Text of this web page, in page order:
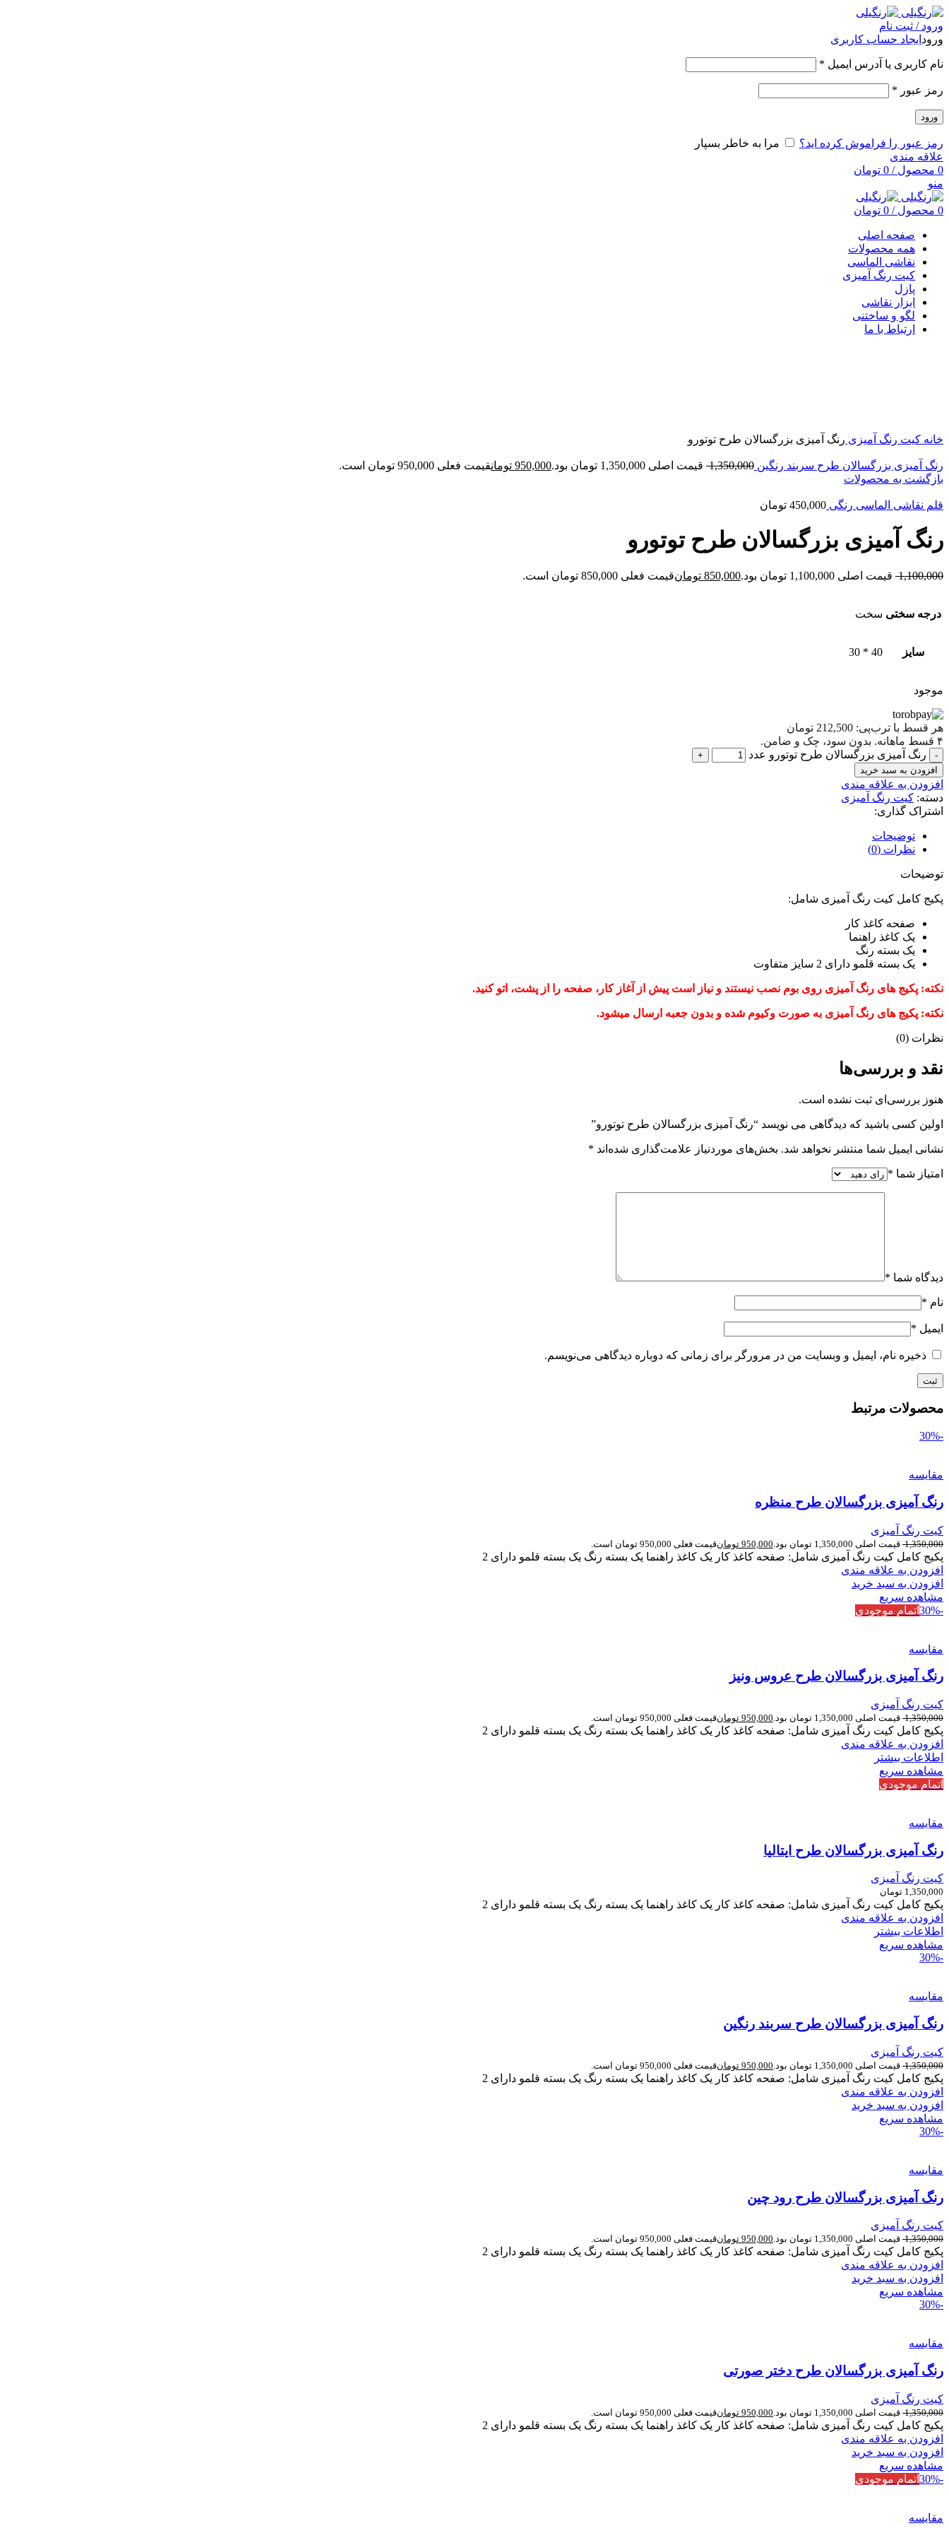
ورود / ثبت نام
ورود ایجاد حساب کاربری
نام کاربری یا آدرس ایمیل *
رمز عبور *
ورود
رمز عبور را فراموش کرده اید؟
مرا به خاطر بسپار
علاقه مندی
0 محصول /
0 تومان
منو
0 محصول /
0 تومان
صفحه اصلی
همه محصولات
نقاشی الماسی
کیت رنگ آمیزی
پازل
ابزار نقاشی
لگو و ساختنی
ارتباط با ما
خانه کیت رنگ آمیزی رنگ آمیزی بزرگسالان طرح توتورو
رنگ آمیزی بزرگسالان طرح سربند رنگین 1,350,000 قیمت اصلی 1,350,000 تومان بود. 950,000 تومانقیمت فعلی 950,000 تومان است.
بازگشت به محصولات
قلم نقاشی الماسی رنگی 450,000 تومان
رنگ آمیزی بزرگسالان طرح توتورو
1,100,000 قیمت اصلی 1,100,000 تومان بود. 850,000 تومانقیمت فعلی 850,000 تومان است.
درجه سختی سخت
سایز 40 * 30
موجود
هر قسط با ترب‌پی: 212,500 تومان
۴ قسط ماهانه. بدون سود، چک و ضامن.
رنگ آمیزی بزرگسالان طرح توتورو عدد
افزودن به سبد خرید
افزودن به علاقه مندی
دسته: کیت رنگ آمیزی
اشتراک گذاری:
توضیحات
نظرات (0)
توضیحات
پکیج کامل کیت رنگ آمیزی شامل:
صفحه کاغذ کار
یک کاغذ راهنما
یک بسته رنگ
یک بسته قلمو دارای 2 سایز متفاوت
نکته: پکیج های رنگ آمیزی روی بوم نصب نیستند و نیاز است پیش از آغاز کار، صفحه را از پشت، اتو کنید.
نکته: پکیج های رنگ آمیزی به صورت وکیوم شده و بدون جعبه ارسال میشود.
نظرات (0)
نقد و بررسی‌ها
هنوز بررسی‌ای ثبت نشده است.
اولین کسی باشید که دیدگاهی می نویسد “رنگ آمیزی بزرگسالان طرح توتورو”
نشانی ایمیل شما منتشر نخواهد شد. بخش‌های موردنیاز علامت‌گذاری شده‌اند *
امتیاز شما *
دیدگاه شما *
نام *
ایمیل *
ذخیره نام، ایمیل و وبسایت من در مرورگر برای زمانی که دوباره دیدگاهی می‌نویسم.
محصولات مرتبط
-30%
مقایسه
رنگ آمیزی بزرگسالان طرح منظره
کیت رنگ آمیزی
1,350,000 قیمت اصلی 1,350,000 تومان بود. 950,000 تومانقیمت فعلی 950,000 تومان است.
پکیج کامل کیت رنگ آمیزی شامل: صفحه کاغذ کار یک کاغذ راهنما یک بسته رنگ یک بسته قلمو دارای 2
افزودن به علاقه مندی
افزودن به سبد خرید
مشاهده سریع
-30%
اتمام موجودی
مقایسه
رنگ آمیزی بزرگسالان طرح عروس ونیز
کیت رنگ آمیزی
1,350,000 قیمت اصلی 1,350,000 تومان بود. 950,000 تومانقیمت فعلی 950,000 تومان است.
پکیج کامل کیت رنگ آمیزی شامل: صفحه کاغذ کار یک کاغذ راهنما یک بسته رنگ یک بسته قلمو دارای 2
افزودن به علاقه مندی
اطلاعات بیشتر
مشاهده سریع
اتمام موجودی
مقایسه
رنگ آمیزی بزرگسالان طرح ایتالیا
کیت رنگ آمیزی
1,350,000 تومان
پکیج کامل کیت رنگ آمیزی شامل: صفحه کاغذ کار یک کاغذ راهنما یک بسته رنگ یک بسته قلمو دارای 2
افزودن به علاقه مندی
اطلاعات بیشتر
مشاهده سریع
-30%
مقایسه
رنگ آمیزی بزرگسالان طرح سربند رنگین
کیت رنگ آمیزی
1,350,000 قیمت اصلی 1,350,000 تومان بود. 950,000 تومانقیمت فعلی 950,000 تومان است.
پکیج کامل کیت رنگ آمیزی شامل: صفحه کاغذ کار یک کاغذ راهنما یک بسته رنگ یک بسته قلمو دارای 2
افزودن به علاقه مندی
افزودن به سبد خرید
مشاهده سریع
-30%
مقایسه
رنگ آمیزی بزرگسالان طرح رود چین
کیت رنگ آمیزی
1,350,000 قیمت اصلی 1,350,000 تومان بود. 950,000 تومانقیمت فعلی 950,000 تومان است.
پکیج کامل کیت رنگ آمیزی شامل: صفحه کاغذ کار یک کاغذ راهنما یک بسته رنگ یک بسته قلمو دارای 2
افزودن به علاقه مندی
افزودن به سبد خرید
مشاهده سریع
-30%
مقایسه
رنگ آمیزی بزرگسالان طرح دختر صورتی
کیت رنگ آمیزی
1,350,000 قیمت اصلی 1,350,000 تومان بود. 950,000 تومانقیمت فعلی 950,000 تومان است.
پکیج کامل کیت رنگ آمیزی شامل: صفحه کاغذ کار یک کاغذ راهنما یک بسته رنگ یک بسته قلمو دارای 2
افزودن به علاقه مندی
افزودن به سبد خرید
مشاهده سریع
-30%
اتمام موجودی
مقایسه